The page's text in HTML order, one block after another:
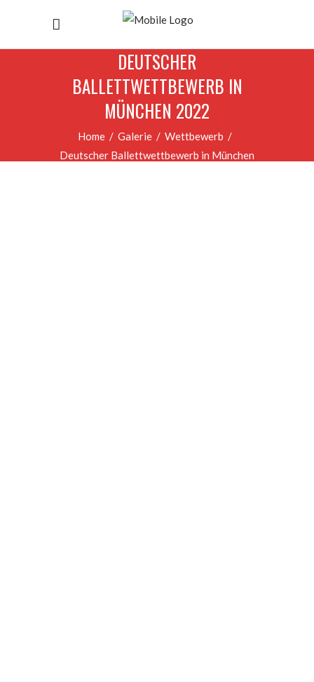
DEUTSCHER
BALLETTWETTBEWERB IN
MÜNCHEN 2022
Home / Galerie / Wettbewerb /
Deutscher Ballettwettbewerb in München